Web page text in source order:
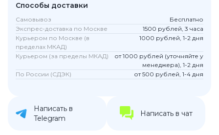
Способы доставки
Самовывоз
Бесплатно
Экспрес-доставка по Москве
1500 рублей, 3 часа
Курьером по Москве (в
пределах МКАД)
1000 рублей, 1-2 дня
Курьером (за пределы МКАД)
от 1000 рублей (уточняйте у
менеджера), 1-2 дня
По России (СДЭК)
от 500 рублей, 1-4 дня
Написать в
Telegram
Написать в чат